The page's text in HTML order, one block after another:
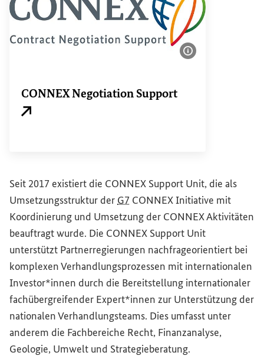
CONNEX Negotiation Support
Seit 2017 existiert die CONNEX Support Unit, die als
Umsetzungsstruktur der G7 CONNEX Initiative mit
Koordinierung und Umsetzung der CONNEX Aktivitäten
beauftragt wurde. Die CONNEX Support Unit
unterstützt Partnerregierungen nachfrageorientiert bei
komplexen Verhandlungsprozessen mit internationalen
Investor*innen durch die Bereitstellung internationaler
fachübergreifender Expert*innen zur Unterstützung der
nationalen Verhandlungsteams. Dies umfasst unter
anderem die Fachbereiche Recht, Finanzanalyse,
Geologie, Umwelt und Strategieberatung.